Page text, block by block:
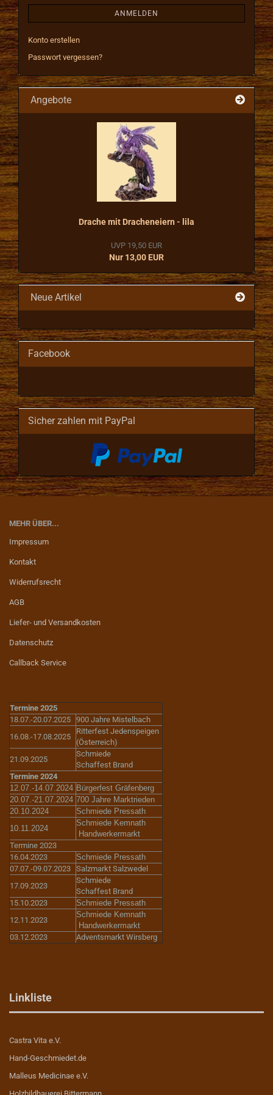
ANMELDEN
Konto erstellen
Passwort vergessen?
Angebote
Drache mit Dracheneiern - lila
UVP 19,50 EUR
Nur 13,00 EUR
Neue Artikel
Facebook
Sicher zahlen mit PayPal
MEHR ÜBER...
Impressum
Kontakt
Widerrufsrecht
AGB
Liefer- und Versandkosten
Datenschutz
Callback Service
Termine 2025
18.07.-20.07.2025 900 Jahre Mistelbach
16.08.-17.08.2025
Ritterfest Jedenspeigen
(Österreich)
21.09.2025
Schmiede
Schaffest Brand
Termine 2024
12.07.-14.07.2024 Bürgerfest Gräfenberg
20.07.-21.07.2024 700 Jahre Marktrieden
20.10.2024
Schmiede Pressath
10.11.2024
Schmiede Kemnath
Handwerkermarkt
Termine 2023
16.04.2023
Schmiede Pressath
07.07.-09.07.2023 Salzmarkt Salzwedel
17.09.2023
Schmiede
Schaffest Brand
15.10.2023
Schmiede Pressath
12.11.2023
Schmiede Kemnath
Handwerkermarkt
03.12.2023
Adventsmarkt Wirsberg
Linkliste
Castra Vita e.V.
Hand-Geschmiedet.de
Malleus Medicinae e.V.